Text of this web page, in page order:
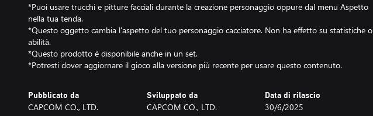
*Puoi usare trucchi e pitture facciali durante la creazione personaggio oppure dal menu Aspetto
nella tua tenda.
*Questo oggetto cambia l'aspetto del tuo personaggio cacciatore. Non ha effetto su statistiche o
abilità.
*Questo prodotto è disponibile anche in un set.
*Potresti dover aggiornare il gioco alla versione più recente per usare questo contenuto.
Pubblicato da
CAPCOM CO., LTD.
Sviluppato da
CAPCOM CO., LTD.
Data di rilascio
30/6/2025